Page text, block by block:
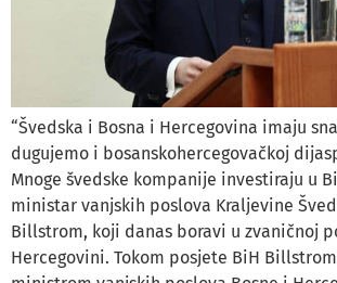
“Švedska i Bosna i Hercegovina imaju
dugujemo i bosanskohercegovačkoj
Mnoge švedske kompanije investiraju u
ministar vanjskih poslova Kraljevine
Billstrom, koji danas boravi u zvaničnoj
Hercegovini. Tokom posjete BiH